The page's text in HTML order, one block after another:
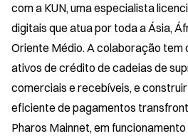
com a KUN, uma especialista
digitais que atua por toda a Ásia,
Oriente Médio. A colaboração
ativos de crédito de cadeias de
comerciais e recebíveis, e
eficiente de pagamentos
Pharos Mainnet, em